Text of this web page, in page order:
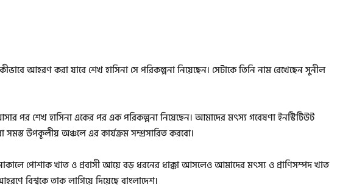
আহরণ করা যাবে শেখ হাসিনা সে পরিকল্পনা নিয়েছেন। সেটাকে তিনি নাম রেখেছেন সুনীল
পর শেখ হাসিনা একের পর এক পরিকল্পনা নিয়েছেন। আমাদের মৎস্য গবেষণা ইনস্টিটিউট
সমস্ত উপকূলীয় অঞ্চলে এর কার্যক্রম সম্প্রসারিত করবো।
পোশাক খাত ও প্রবাসী আয়ে বড় ধরনের ধাক্কা আসলেও আমাদের মৎস্য ও প্রাণিসম্পদ খাত
বিশ্বকে তাক লাগিয়ে দিয়েছে বাংলাদেশ।